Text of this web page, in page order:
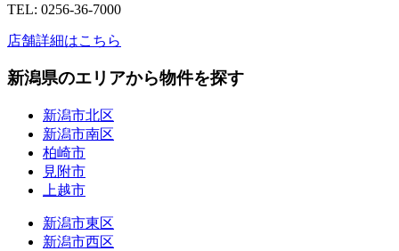
TEL: 0256-36-7000
店舗詳細はこちら
新潟県のエリアから物件を探す
新潟市北区
新潟市南区
柏崎市
見附市
上越市
新潟市東区
新潟市西区